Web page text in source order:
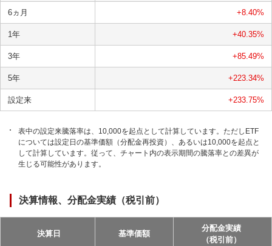
6ヵ月 +8.40%
1年 +40.35%
3年 +85.49%
5年 +223.34%
設定来 +233.75%
表中の設定来騰落率は、10,000を起点として計算しています。ただしETF
については設定日の基準価額（分配金再投資）、あるいは10,000を起点と
して計算しています。従って、チャート内の表示期間の騰落率との差異が
生じる可能性があります。
決算情報、分配金実績（税引前）
決算日 基準価額
分配金実績
（税引前）